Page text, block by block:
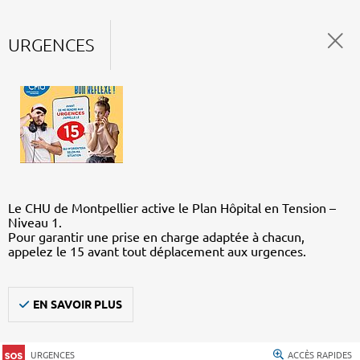
URGENCES
Le CHU de Montpellier active le Plan Hôpital en Tension –
Niveau 1.
Pour garantir une prise en charge adaptée à chacun,
appelez le 15 avant tout déplacement aux urgences.
EN SAVOIR PLUS
URGENCES ACCÈS RAPIDES